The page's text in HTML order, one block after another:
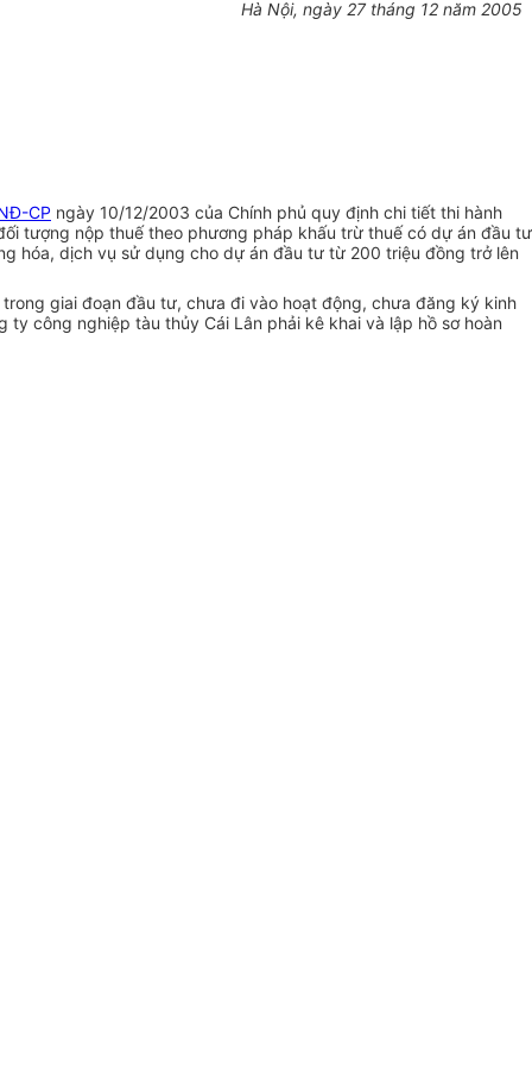
Hà Nội, ngày 27 tháng 12 năm 2005
CP ngày 10/12/2003 của Chính phủ quy định chi tiết thi hành
tượng nộp thuế theo phương pháp khấu trừ thuế có dự án đầu tư
hóa, dịch vụ sử dụng cho dự án đầu tư từ 200 triệu đồng trở lên
giai đoạn đầu tư, chưa đi vào hoạt động, chưa đăng ký kinh
công nghiệp tàu thủy Cái Lân phải kê khai và lập hồ sơ hoàn